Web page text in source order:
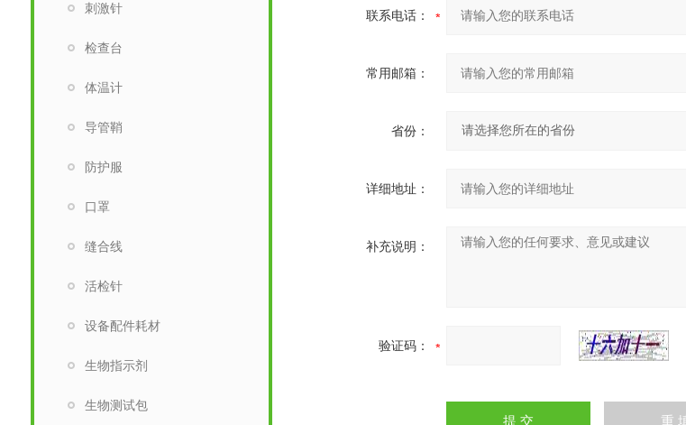
刺激针
检查台
体温计
导管鞘
防护服
口罩
缝合线
活检针
设备配件耗材
生物指示剂
生物测试包
联系电话：
常用邮箱：
省份：
详细地址：
补充说明：
验证码：